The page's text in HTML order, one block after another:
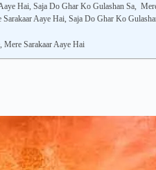
Hai, Saja Do Ghar Ko Gulashan Sa,
Aaye Hai, Saja Do Ghar Ko
Sarakaar Aaye Hai